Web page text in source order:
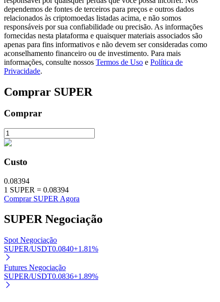
Investimento Automático
Obtenha lucro a longo prazo e interesses flexíveis
Aprenda a apostar
Aprenda como ganhar renda passiva
Bitrue
AI
Parceiros Bitrue
dependemos de fontes de terceiros para preços e outros dados
relacionados às criptomoedas listadas acima, e não somos
responsáveis por sua confiabilidade ou precisão. As informações
fornecidas nesta plataforma e quaisquer materiais associados são
apenas para fins informativos e não devem ser consideradas como
aconselhamento financeiro ou de investimento. Para mais
informações, consulte nossos Termos de Uso e Política de
Privacidade.
Comprar SUPER
Comprar
Custo
0.08394
1 SUPER = 0.08394
Comprar SUPER Agora
SUPER Negociação
Spot Negociação
SUPER/USDT0.0840+1.81%
Futures Negociação
SUPER/USDT0.0836+1.89%